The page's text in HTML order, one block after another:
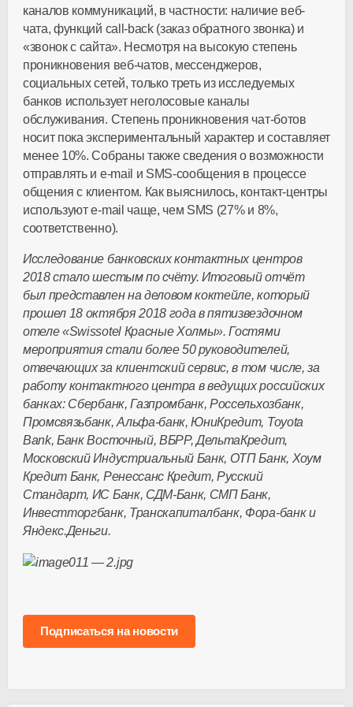
каналов коммуникаций, в частности: наличие веб-
чата, функций call-back (заказ обратного звонка) и
«звонок с сайта». Несмотря на высокую степень
проникновения веб-чатов, мессенджеров,
социальных сетей, только треть из исследуемых
банков использует неголосовые каналы
обслуживания. Степень проникновения чат-ботов
носит пока экспериментальный характер и составляет
менее 10%. Собраны также сведения о возможности
отправлять и e-mail и SMS-сообщения в процессе
общения с клиентом. Как выяснилось, контакт-центры
используют е-mail чаще, чем SMS (27% и 8%,
соответственно).
Исследование банковских контактных центров
2018 стало шестым по счёту. Итоговый отчёт
был представлен на деловом коктейле, который
прошел 18 октября 2018 года в пятизвездочном
отеле «Swissotel Красные Холмы». Гостями
мероприятия стали более 50 руководителей,
отвечающих за клиентский сервис, в том числе, за
работу контактного центра в ведущих российских
банках: Сбербанк, Газпромбанк, Россельхозбанк,
Промсвязьбанк, Альфа-банк, ЮниКредит, Toyota
Bank, Банк Восточный, ВБРР, ДельтаКредит,
Московский Индустриальный Банк, ОТП Банк, Хоум
Кредит Банк, Ренессанс Кредит, Русский
Стандарт, ИС Банк, СДМ-Банк, СМП Банк,
Инвестторгбанк, Транскапиталбанк, Фора-банк и
Яндекс.Деньги.
Подписаться на новости